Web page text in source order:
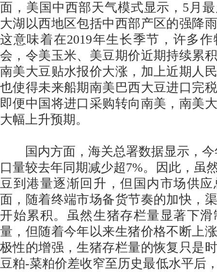
面，美国中西部天气模式显示，5月
大湖以西地区包括中西部产区的强降
这意味着在2019年生长季节，许多
会，令美玉米、美豆期价近期持续累
南美大豆贴水报价大涨，加上近期人
也使得未来船期南美巴西大豆进口完
即便中国将进口采购转向南美，南美
大幅上升预期。
国内方面，海关总署数据显示，今
口量较去年同期减少超7%。因此，虽
豆到港量逐渐回升，但国内市场供
面，随着终端市场备货节奏的加快，
开始累积。虽然生猪存栏量显著下
量，但随着今年以来生猪价格不断上
极性的增强，生猪存栏量的恢复只是
豆粕-菜粕价差收窄至历史最低水平后